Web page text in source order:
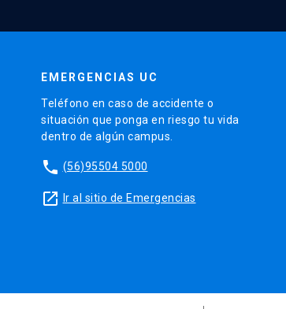
EMERGENCIAS UC
Teléfono en caso de accidente o
situación que ponga en riesgo tu vida
dentro de algún campus.
phone (56)95504 5000
launch Ir al sitio de Emergencias